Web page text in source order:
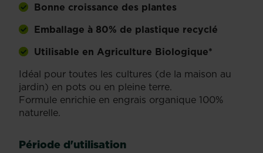
Bonne croissance des plantes
Emballage à 80% de plastique recyclé
Utilisable en Agriculture Biologique*
Idéal pour toutes les cultures (de la maison au
jardin) en pots ou en pleine terre.
Formule enrichie en engrais organique 100%
naturelle.
Période d'utilisation